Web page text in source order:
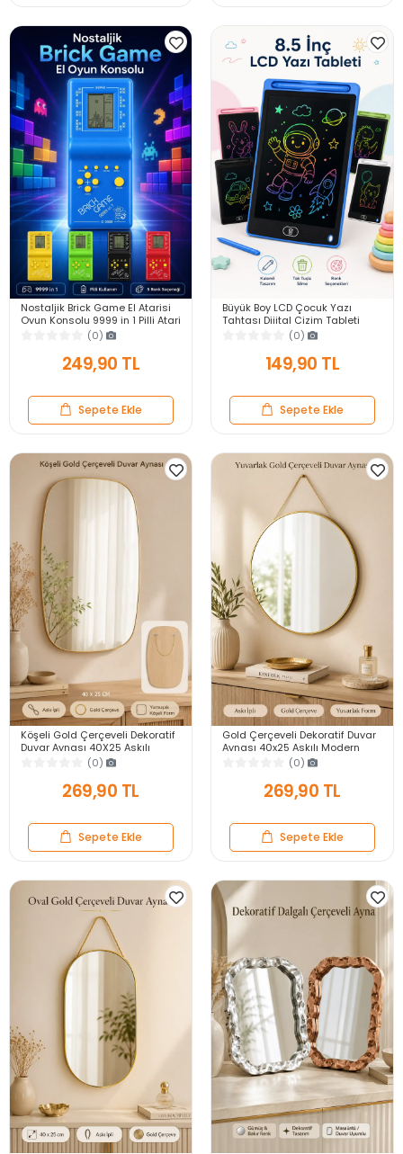
Nostaljik Brick Game El Atarisi
Oyun Konsolu 9999 in 1 Pilli Atari
Eğlenceli Çocuk Oyuncağı
(0)
249,90 TL
Sepete Ekle
Büyük Boy LCD Çocuk Yazı
Tahtası Dijital Çizim Tableti
Kalemli Silinebilir 8.5′ Oyuncak
(0)
149,90 TL
Sepete Ekle
Köşeli Gold Çerçeveli Dekoratif
Duvar Aynası 40X25 Askılı
Modern Salon Antre Banyo
Yatak Odası Ayna
(0)
269,90 TL
Sepete Ekle
Gold Çerçeveli Dekoratif Duvar
Aynası 40x25 Askılı Modern
Salon Antre Banyo Yatak Odası
(0)
269,90 TL
Sepete Ekle